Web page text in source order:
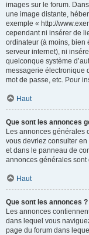
images sur le forum.
une image distante,
exemple « http://
cependant ni insérer de
ordinateur (à moins, bien
serveur internet), ni
quelconque système
messagerie électronique
mot de passe, etc. Pour
Haut
Que sont les annonces
Les annonces générales
vous devriez consulter
et dans le panneau de
annonces générales
Haut
Que sont les annonces ?
Les annonces
dans lequel vous
page du forum dans